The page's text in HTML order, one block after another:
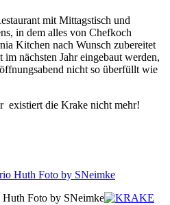
mit Mittagstisch und
in dem alles von Chefkoch
Kitchen nach Wunsch zubereitet
nächsten Jahr eingebaut werden,
nicht so überfüllt wie
existiert die Krake nicht mehr!
Foto by SNeimke